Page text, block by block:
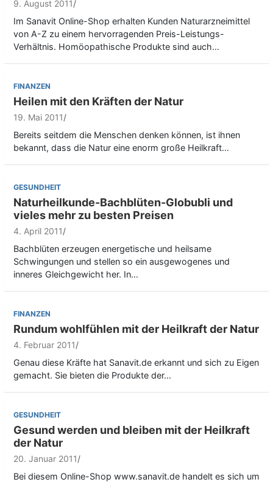
9. August 2011
Im Sanavit Online-Shop erhalten Kunden Naturarzneimittel
von A-Z zu einem hervorragenden Preis-Leistungs-
Verhältnis. Homöopathische Produkte sind auch…
FINANZEN
Heilen mit den Kräften der Natur
19. Mai 2011
Bereits seitdem die Menschen denken können, ist ihnen
bekannt, dass die Natur eine enorm große Heilkraft…
GESUNDHEIT
Naturheilkunde-Bachblüten-Globubli und
vieles mehr zu besten Preisen
4. April 2011
Bachblüten erzeugen energetische und heilsame
Schwingungen und stellen so ein ausgewogenes und
inneres Gleichgewicht her. In…
FINANZEN
Rundum wohlfühlen mit der Heilkraft der Natur
4. Februar 2011
Genau diese Kräfte hat Sanavit.de erkannt und sich zu Eigen
gemacht. Sie bieten die Produkte der…
GESUNDHEIT
Gesund werden und bleiben mit der Heilkraft
der Natur
20. Januar 2011
Bei diesem Online-Shop www.sanavit.de handelt es sich um